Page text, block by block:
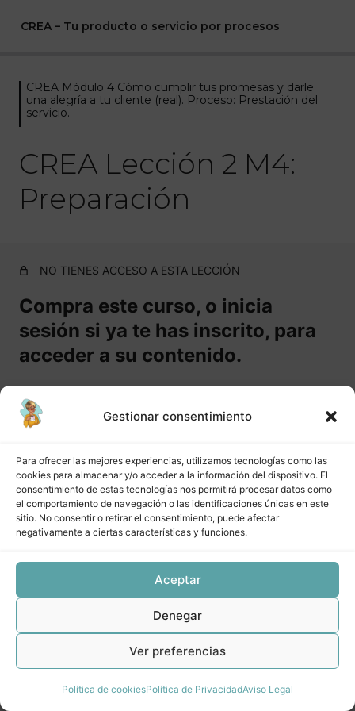
Gestionar consentimiento
Para ofrecer las mejores experiencias, utilizamos tecnologías como las
cookies para almacenar y/o acceder a la información del dispositivo. El
consentimiento de estas tecnologías nos permitirá procesar datos como
el comportamiento de navegación o las identificaciones únicas en este
sitio. No consentir o retirar el consentimiento, puede afectar
negativamente a ciertas características y funciones.
Aceptar
Denegar
Ver preferencias
Política de cookiesPolítica de PrivacidadAviso Legal
CREA – Tu producto o servicio por procesos
CREA Módulo 0 Bienvenida
claras. Proceso: investigación de
las necesidades del cliente.
6 lecciones
producto/servicio? Proceso:
Diseño de productos/servicios.
5 lecciones
CREA Módulo 3 Cómo validar
vendiendo en preventa. Proceso:
promoción y venta.
6 lecciones
promesas y darle una alegría a tu
cliente (real). Proceso: Prestación
del servicio.
CREA Lección 2 M4: Preparación
CREA Lección 3 M4: Desarrollo del producto o servicio
CREA Lección 4 M4: Resultados y testimonios
CREA Lección 5 M4: El siguiente paso
CREA Módulo 4 Cómo cumplir tus promesas y darle
una alegría a tu cliente (real). Proceso: Prestación del
servicio.
CREA Lección 2 M4:
Preparación
NO TIENES ACCESO A ESTA LECCIÓN
Compra este curso, o inicia
sesión si ya te has inscrito, para
acceder a su contenido.
Anterior Siguiente